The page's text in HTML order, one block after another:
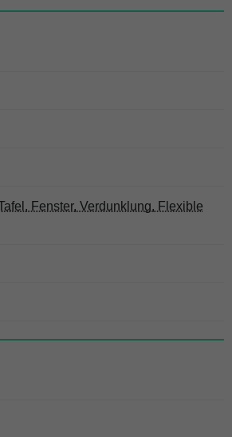
Fenster, Verdunklung, Flexible